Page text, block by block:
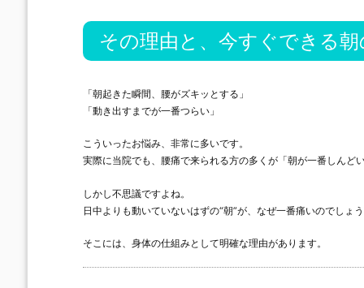
その理由と、今すぐできる
「朝起きた瞬間、腰がズキッとする」
「動き出すまでが一番つらい」
こういったお悩み、非常に多いです。
実際に当院でも、腰痛で来られる方の多くが「朝が一番しんど
しかし不思議ですよね。
日中よりも動いていないはずの“朝”が、なぜ一番痛いのでしょ
そこには、身体の仕組みとして明確な理由があります。